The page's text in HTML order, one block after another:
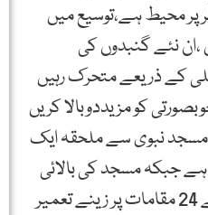
میٹر قطر پر محیط ہے،توسیع میں
،ان نئے گنبدوں کی
کے ذریعے متحرک رہیں
کو مزیددوبالا کریں
نبوی سے ملحقہ ایک
جبکہ مسجد کی بالائی
منزلوں تک پہنچنے کے لیے 24 مقامات پر زینے تعمیر